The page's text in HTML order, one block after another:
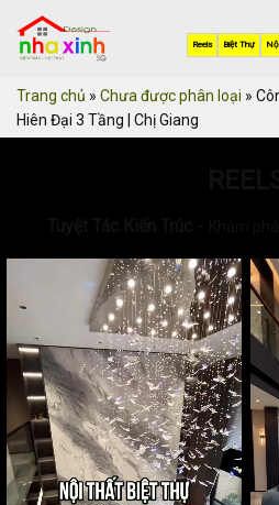
content
Trang chủ » Chưa được phân loại »
Hiên Đại 3 Tầng | Chị Giang
Biệt Thự
Reels